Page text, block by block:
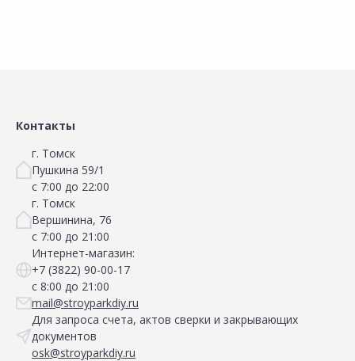
Контакты
г. Томск
Пушкина 59/1
с 7:00 до 22:00
г. Томск
Вершинина, 76
с 7:00 до 21:00
Интернет-магазин:
+7 (3822) 90-00-17
с 8:00 до 21:00
mail@stroyparkdiy.ru
Для запроса счета, актов сверки и закрывающих
документов
osk@stroyparkdiy.ru